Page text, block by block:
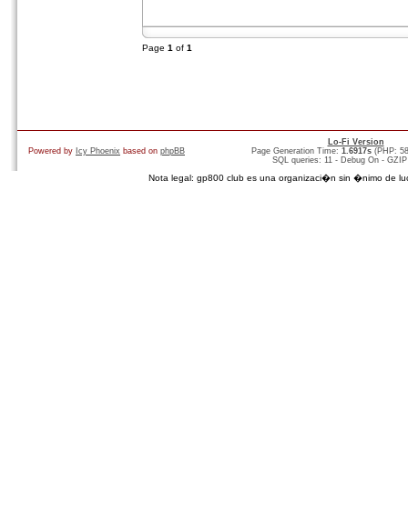
Page 1 of 1
Powered by Icy Phoenix based on phpBB
Lo-Fi Version
Page Generation Time: 1.6917s (PHP:
SQL queries: 11 - Debug On - GZIP
Nota legal: gp800 club es una organizaci�n sin �nimo de